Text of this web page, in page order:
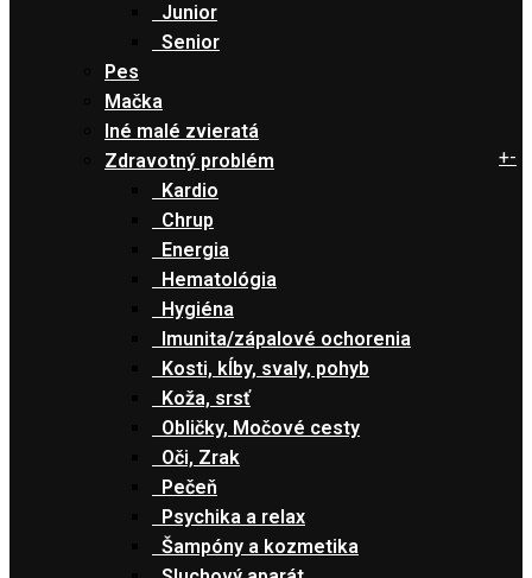
Junior
Senior
Pes
Mačka
Iné malé zvieratá
Zdravotný problém
+-
Kardio
Chrup
Energia
Hematológia
Hygiéna
Imunita/zápalové ochorenia
Kosti, kĺby, svaly, pohyb
Koža, srsť
Obličky, Močové cesty
Oči, Zrak
Pečeň
Psychika a relax
Šampóny a kozmetika